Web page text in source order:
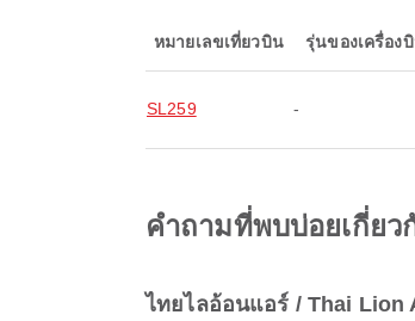
หมายเลขเที่ยวบิน รุ่นของเครื่อง
SL259 -
คำถามที่พบบ่อยเกี่ยว
ไทยไลอ้อนแอร์ / Thai